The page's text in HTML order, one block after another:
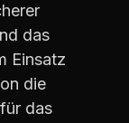
das
Einsatz
die
das